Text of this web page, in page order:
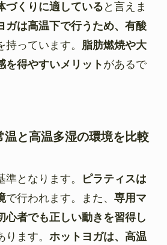
づくりに適している と言えま
ガは高温下で行うため、有酸
持っています。 脂肪燃焼や大
を得やすいメリット があるで
と高温多湿の環境を比較
となります。
ピラティスは
で行われます。また、 専用マ
心者でも正しい動きを習得し
ります。 ホットヨガは、高温